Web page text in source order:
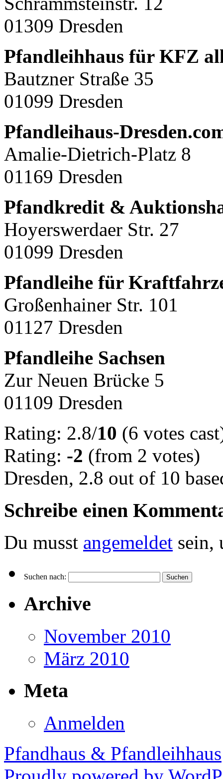
01309 Dresden
Pfandleihhaus für KFZ
Bautzner Straße 35
01099 Dresden
Pfandleihaus-
Amalie-Dietrich-Platz 8
01169 Dresden
Pfandkredit &
Hoyerswerdaer Str. 27
01099 Dresden
Pfandleihe für
Großenhainer Str. 101
01127 Dresden
Pfandleihe Sachsen
Zur Neuen Brücke 5
01109 Dresden
Rating: 2.8/10 (6 votes
Rating: -2 (from 2 votes)
Dresden, 2.8 out of 10
Schreibe einen
Du musst angemeldet sein,
Suchen nach:
Archive
November 2010
März 2010
Meta
Anmelden
Pfandhaus & Pfandleihhaus